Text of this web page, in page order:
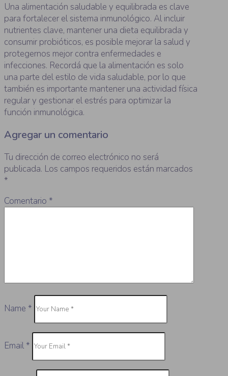
Una alimentación saludable y equilibrada es clave
para fortalecer el sistema inmunológico. Al incluir
nutrientes clave, mantener una dieta equilibrada y
consumir probióticos, es posible mejorar la salud y
protegernos mejor contra enfermedades e
infecciones. Recordá que la alimentación es solo
una parte del estilo de vida saludable, por lo que
también es importante mantener una actividad física
regular y gestionar el estrés para optimizar la
función inmunológica.
Agregar un comentario
Tu dirección de correo electrónico no será
publicada. Los campos requeridos están marcados
*
Comentario *
Name *
Email*